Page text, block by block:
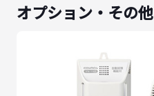
オプション・その他